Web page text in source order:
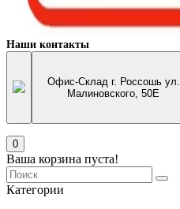
Наши контакты
Офис-Склад г. Россошь ул.
Малиновского, 50Е
0
Ваша корзина пуста!
Категории